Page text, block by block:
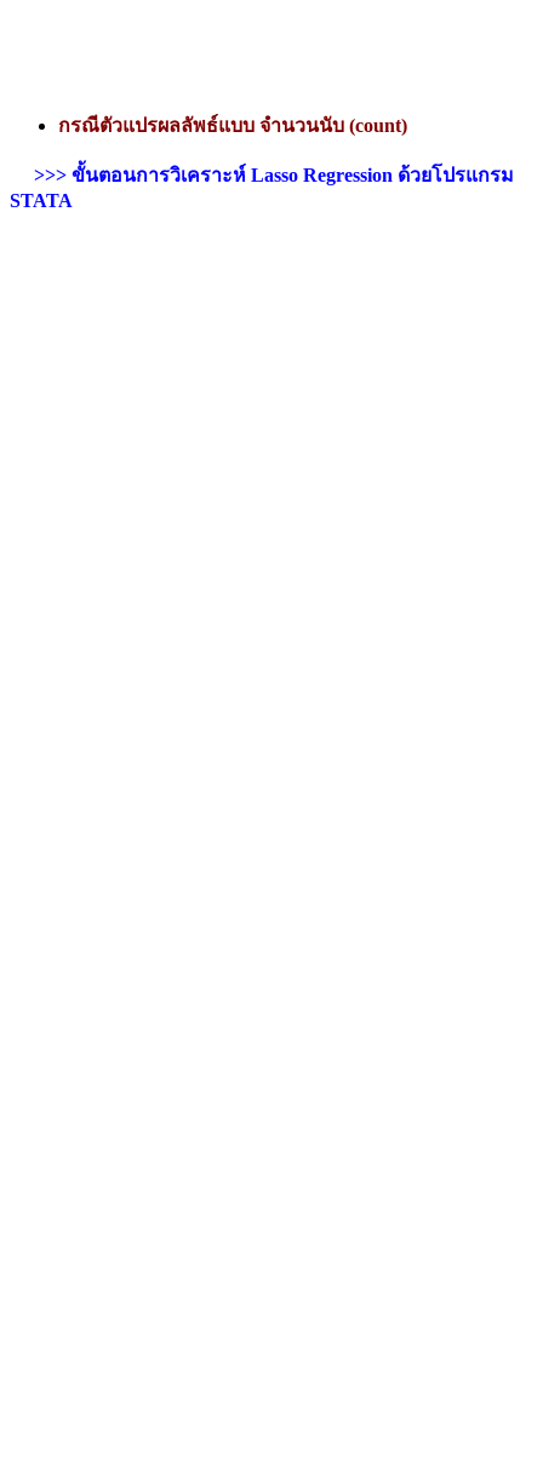
กรณีตัวแปรผลลัพธ์แบบ จำนวนนับ (count)
>>> ขั้นตอนการวิเคราะห์ Lasso Regression ด้วยโปรแกรม
STATA